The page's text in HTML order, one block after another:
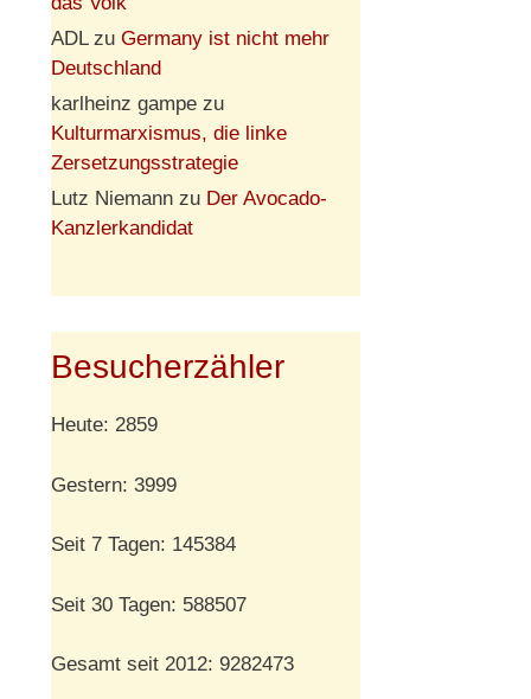
ADLzu Germany ist nicht mehr
Deutschland
karlheinz gampe zu
Kulturmarxismus, die linke
Zersetzungsstrategie
Lutz Niemann zu Der Avocado-
Kanzlerkandidat
Besucherzähler
Heute: 2859
Gestern: 3999
Seit 7 Tagen: 145384
Seit 30 Tagen: 588507
Gesamt seit 2012: 9282473